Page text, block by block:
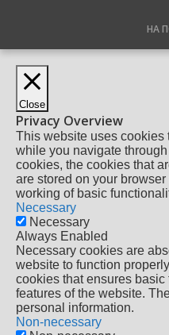
НА
Close
Privacy Overview
This website uses cookies
while you navigate
cookies, the cookies that
are stored on your
working of basic
Necessary
Necessary
Always Enabled
Necessary cookies are
website to function
cookies that ensures
features of the website.
personal information.
Non-necessary